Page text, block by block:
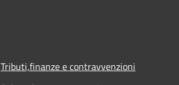
Tributi,finanze e contravvenzioni